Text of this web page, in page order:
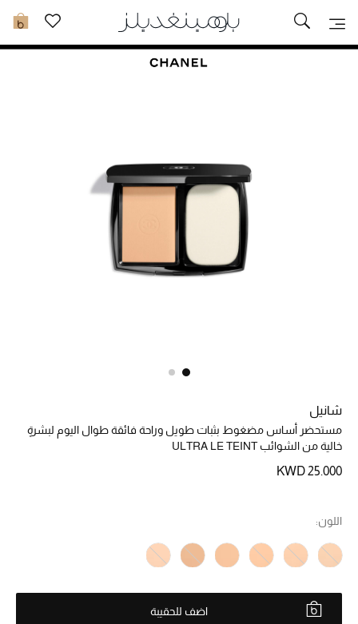
0 تخفيضات
خصم حتى 70%
تسوقوا الآن
ما وصلنا حديثاً
الموسم الجديد
النساء
شانيل
مستحضر أساس مضغوط بثبات طويل وراحة فائقة طوال اليوم لبشرةٍ
خالية من الشوائب ULTRA LE TEINT
KWD 25.000
اللون:
اضف للحقيبة